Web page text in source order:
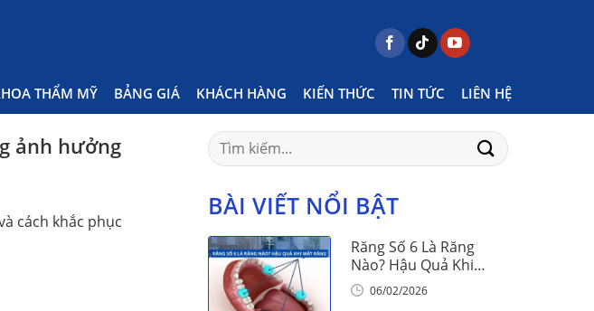
THẨM MỸ BẢNG GIÁ KHÁCH HÀNG KIẾN THỨC TIN TỨC LIÊN HỆ
Posts tagged "men răng yếu là gì"
ảnh hưởng
cách khắc phục
Search
for:
BÀI VIẾT NỔI BẬT
Răng Số 6 Là Răng
Nào? Hậu Quả Khi
Mất Răng Số 6
06/02/2026